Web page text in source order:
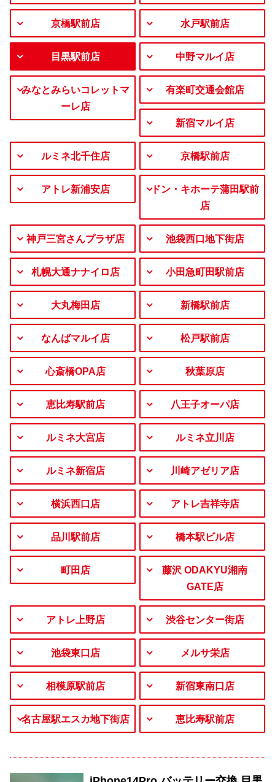
京橋駅前店 水戸駅前店
目黒駅前店 中野マルイ店
みなとみらいコレットマ
ーレ店
有楽町交通会館店
新宿マルイ店
ルミネ北千住店 京橋駅前店
アトレ新浦安店
ドン・キホーテ蒲田駅前
店
神戸三宮さんプラザ店 池袋西口地下街店
札幌大通ナナイロ店 小田急町田駅前店
大丸梅田店 新橋駅前店
なんばマルイ店 松戸駅前店
心斎橋OPA店 秋葉原店
恵比寿駅前店 八王子オーパ店
ルミネ大宮店 ルミネ立川店
ルミネ新宿店 川崎アゼリア店
横浜西口店 アトレ吉祥寺店
品川駅前店 橋本駅ビル店
町田店
藤沢 ODAKYU湘南
GATE店
アトレ上野店 渋谷センター街店
池袋東口店 メルサ栄店
相模原駅前店 新宿東南口店
名古屋駅エスカ地下街店 恵比寿駅前店